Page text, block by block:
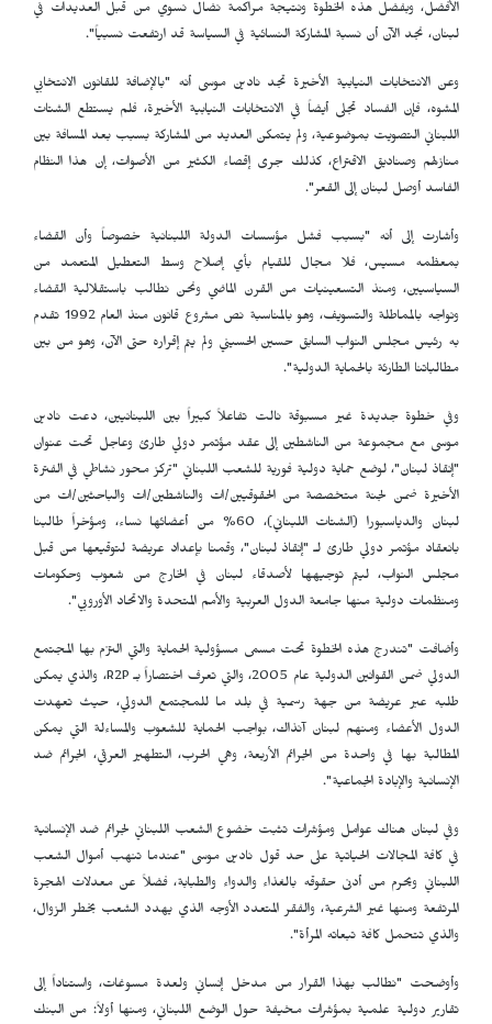
الأفضل، وبفضل هذه الخطوة ونتيجة مراكمة نضال نسوي من قبل العديدات في
لبنان، نجد الآن أن نسبة المشاركة النسائية في السياسة قد ارتفعت نسبياً".
وعن الانتخابات النيابية الأخيرة تجد نادين موسى أنه "بالإضافة للقانون الانتخابي
المشوه، فإن الفساد تجلى أيضاً في الانتخابات النيابية الأخيرة، فلم يستطع الشتات
اللبناني التصويت بموضوعية، ولم يتمكن العديد من المشاركة بسبب بعد المسافة بين
منازلهم وصناديق الاقتراع، كذلك جرى إقصاء الكثير من الأصوات، إن هذا النظام
الفاسد أوصل لبنان إلى القعر".
وأشارت إلى أنه "بسبب فشل مؤسسات الدولة اللبنانية خصوصاً وأن القضاء
بمعظمه مسيس، فلا مجال للقيام بأي إصلاح وسط التعطيل المتعمد من
السياسيين، ومنذ التسعينيات من القرن الماضي ونحن نطالب باستقلالية القضاء
ونواجه بالمماطلة والتسويف، وهو بالمناسبة نص مشروع قانون منذ العام 1992 تقدم
به رئيس مجلس النواب السابق حسين الحسيني ولم يتم إقراره حتى الآن، وهو من بين
مطالباتنا الطارئة بالحماية الدولية".
وفي خطوة جديدة غير مسبوقة نالت تفاعلاً كبيراً بين اللبنانيين، دعت نادين
موسى مع مجموعة من الناشطين إلى عقد مؤتمر دولي طارئ وعاجل تحت عنوان
"إنقاذ لبنان"، لوضع حماية دولية فورية للشعب اللبناني "تركز محور نشاطي في الفترة
الأخيرة ضمن لجنة متخصصة من الحقوقيين/ات والناشطين/ات والباحثين/ات من
لبنان والدياسبورا (الشتات اللبناني)، 60% من أعضائها نساء، ومؤخراً طالبنا
بانعقاد مؤتمر دولي طارئ لـ "إنقاذ لبنان"، وقمنا بإعداد عريضة لتوقيعها من قبل
مجلس النواب، ليتم توجيهها لأصدقاء لبنان في الخارج من شعوب وحكومات
ومنظمات دولية منها جامعة الدول العربية والأمم المتحدة والاتحاد الأوروبي".
وأضافت "تندرج هذه الخطوة تحت مسمى مسؤولية الحماية والتي التزم بها المجتمع
الدولي ضمن القوانين الدولية عام 2005، والتي تعرف اختصاراً بـ
R2P، والذي يمكن
طلبه عبر عريضة من جهة رسمية في بلد ما للمجتمع الدولي، حيث تعهدت
الدول الأعضاء ومنهم لبنان آنذاك، بواجب الحماية للشعوب والمساءلة التي يمكن
المطالبة بها في واحدة من الجرائم الأربعة، وهي الحرب، التطهير العرقي، الجرائم ضد
الإنسانية والإبادة الجماعية".
وفي لبنان هناك عوامل ومؤشرات تثبت خضوع الشعب اللبناني لجرائم ضد الإنسانية
في كافة المجالات الحياتية على حد قول نادين موسى "عندما تنهب أموال الشعب
اللبناني ويحرم من أدنى حقوقه بالغذاء والدواء والطبابة، فضلاً عن معدلات الهجرة
المرتفعة ومنها غير الشرعية، والفقر المتعدد الأوجه الذي يهدد الشعب بخطر الزوال،
والذي تتحمل كافة تبعاته المرأة".
وأوضحت "نطالب بهذا القرار من مدخل إنساني ولعدة مسوغات، واستناداً إلى
تقارير دولية علمية بمؤشرات مخيفة حول الوضع اللبناني، ومنها أولاً: من البنك